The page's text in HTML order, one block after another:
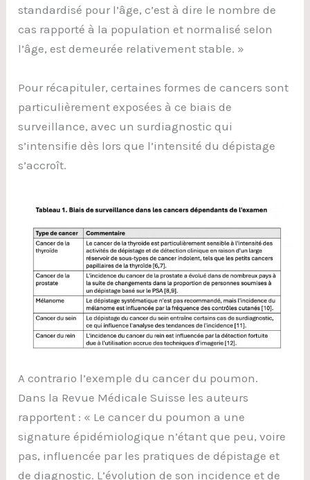
standardisé pour l’âge, c’est à dire le nombre de
cas rapporté à la population et normalisé selon
l’âge, est demeurée relativement stable. »
Pour récapituler, certaines formes de cancers sont
particulièrement exposées à ce biais de
surveillance, avec un surdiagnostic qui
s’intensifie dès lors que l’intensité du dépistage
s’accroît.
A contrario l’exemple du cancer du poumon.
Dans la Revue Médicale Suisse les auteurs
rapportent : « Le cancer du poumon a une
signature épidémiologique n’étant que peu, voire
pas, influencée par les pratiques de dépistage et
de diagnostic. L’évolution de son incidence et de